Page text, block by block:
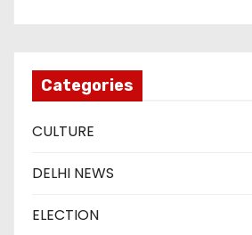
Categories
CULTURE
DELHI NEWS
ELECTION